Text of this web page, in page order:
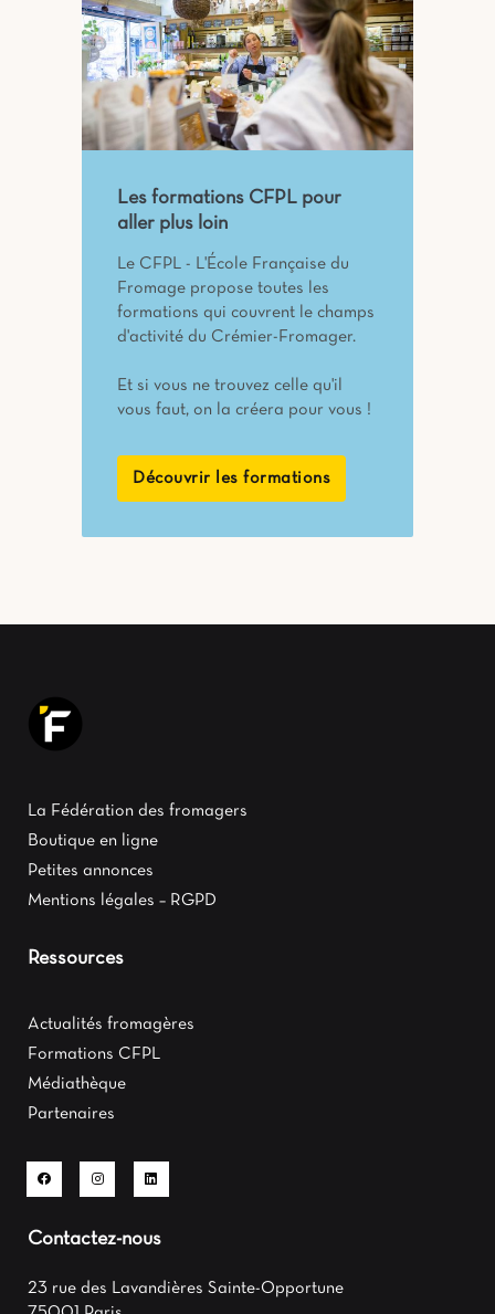
Les formations CFPL pour
aller plus loin
Le CFPL - L'École Française du
Fromage propose toutes les
formations qui couvrent le champs
d'activité du Crémier-Fromager.
Et si vous ne trouvez celle qu'il
vous faut, on la créera pour vous !
Découvrir les formations
La Fédération des fromagers
Boutique en ligne
Petites annonces
Mentions légales – RGPD
Ressources
Actualités fromagères
Formations CFPL
Médiathèque
Partenaires
Contactez-nous
23 rue des Lavandières Sainte-Opportune